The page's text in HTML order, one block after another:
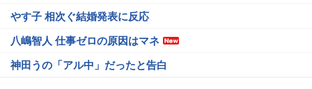
やす子 相次ぐ結婚発表に反応
八嶋智人 仕事ゼロの原因はマネ
神田うの「アル中」だったと告白